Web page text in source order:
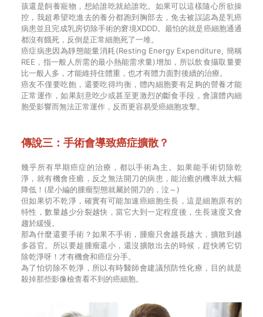
孩還是飼養寵物，想給誰吃就給誰吃。如果可以這樣隨心所欲操
控，我超希望吃進去的養分都跑到胸部去，免去被誤認為是乳癌
病患並且完成乳房切除手術的窘境XDDD。最怕的就是癌細胞通通
都沒有餓死，反倒是正常細胞死了一堆。
癌症病患因為靜態能量消耗(Resting Energy Expenditure, 簡稱
REE，指一般人所需的最小熱能需求量)增加，所以飲食攝取量要
比一般人多，才能維持住體重，也才有體力面對後續的治療。
癌友不僅要吃飽，還要吃得均衡，體內細胞要有足夠的營養才能
正常運作，如果刻意吃少或甚至更激烈的斷食手段，會讓體內細
胞受影響而無法正常運作，反而更容易受癌細胞攻擊。
傳說三：手術會導致癌症擴散？
幾乎所有早期癌症的治療，都以手術為主。如果能手術切除乾
淨，就有機會痊癒，反之無法開刀的病患，能治癒的機率就大幅
降低！(星小編的腫瘤型態就屬於開刀的，泣～)
但如果切不乾淨，確實有可能加速癌細胞生長，這是細胞原有的
特性，數量越少分裂越快，當它大到一定程度後，生長速度又會
趨於緩慢。
那為什麼還要手術？如果不手術，腫瘤只會越長越大，擴散到越
多器官。所以要趁腫瘤還小，還沒擴散出去的時候，趕快將它切
除乾淨呀！才有機會和癌症分手。
為了怕切除不乾淨，所以有時醫師會建議預防性化療，目的就是
殺掉那些影像檢查看不到的癌細胞。